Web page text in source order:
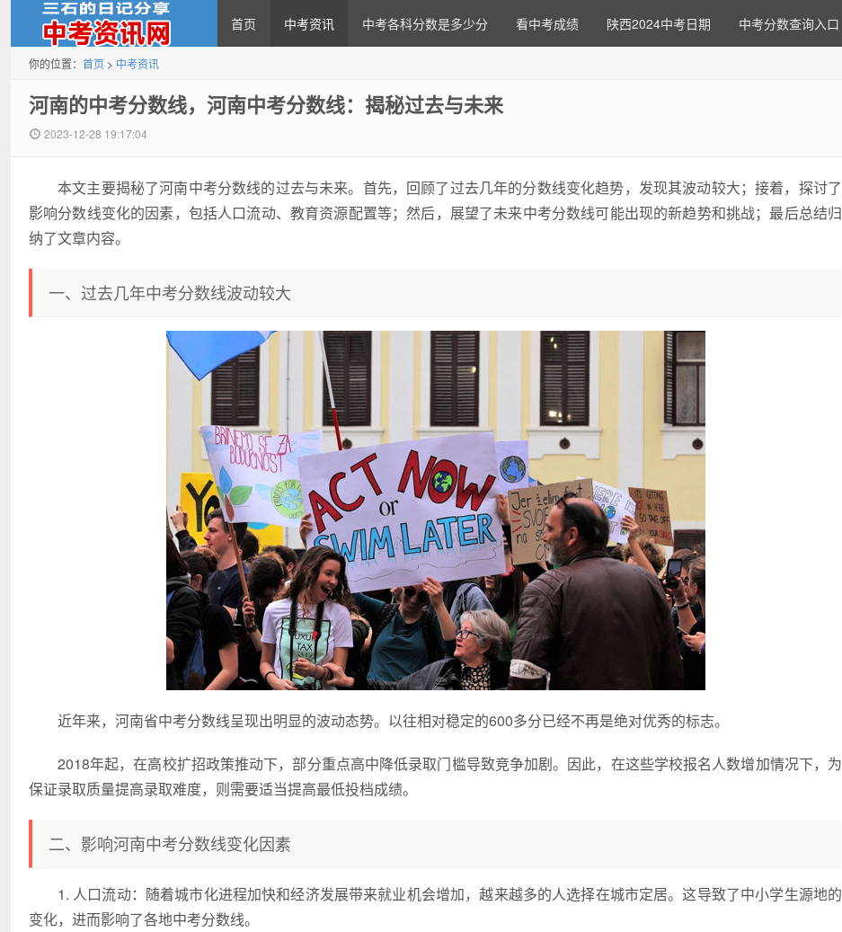
中考资讯网
首页 中考资讯 中考各科分数是多少分 看中考成绩 陕西2024中考日期 中考分数查询入口
你的位置： 首页 > 中考资讯
河南的中考分数线，河南中考分数线：揭秘过去与未来
2023-12-28 19:17:04
本文主要揭秘了河南中考分数线的过去与未来。首先，回顾了过去几年的分数线变化趋势，发现其波动较大；接着，探讨了
影响分数线变化的因素，包括人口流动、教育资源配置等；然后，展望了未来中考分数线可能出现的新趋势和挑战；最后总结归
纳了文章内容。
一、过去几年中考分数线波动较大
近年来，河南省中考分数线呈现出明显的波动态势。以往相对稳定的600多分已经不再是绝对优秀的标志。
2018年起，在高校扩招政策推动下，部分重点高中降低录取门槛导致竞争加剧。因此，在这些学校报名人数增加情况下，为
保证录取质量提高录取难度，则需要适当提高最低投档成绩。
二、影响河南中考分数线变化因素
1. 人口流动：随着城市化进程加快和经济发展带来就业机会增加，越来越多的人选择在城市定居。这导致了中小学生源地的
变化，进而影响了各地中考分数线。